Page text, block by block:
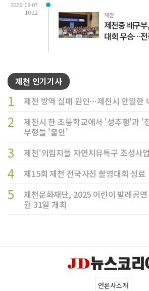
2026-08-07
10:22
제천
제천중 배구
대회 우승…전
제천 인기기사
1 제천 방역 실패 원인···제천시 안일한
2
제천시 한 초등학교에서 '성추행'과 '
부형들 '불안'
3 제천‘의림지뜰 자연치유특구 조성사
4 제15회 제천 전국사진 촬영대회 성료
5
제천문화재단, 2025 어린이 발레공
월 31일 개최
언론사소개